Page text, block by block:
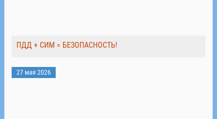
ПДД + СИМ = БЕЗОПАСНОСТЬ!
27 мая 2026